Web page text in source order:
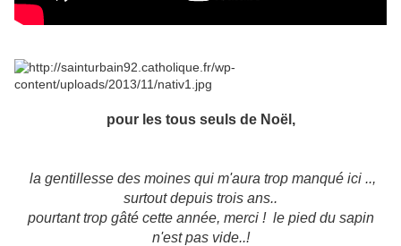
pour les tous seuls de Noël,
la gentillesse des moines qui m'aura trop manqué ici ..,
surtout depuis trois ans..
pourtant trop gâté cette année, merci ! le pied du sapin
n'est pas vide..!